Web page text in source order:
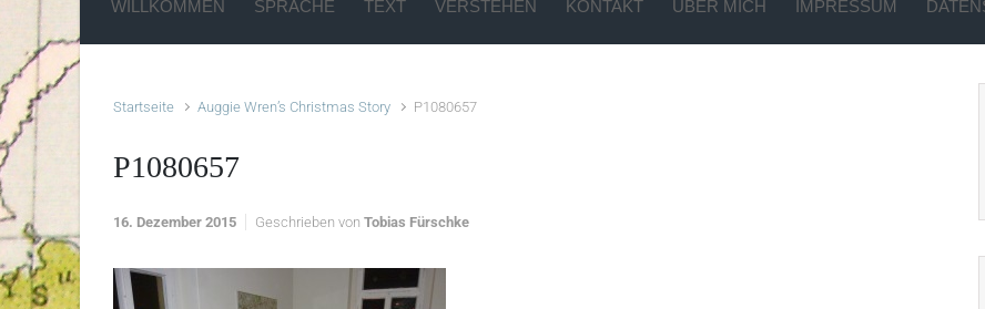
WILLKOMMEN SPRACHE TEXT VERSTEHEN KONTAKT ÜBER MICH IMPRESSUM
Startseite Auggie Wren’s Christmas Story P1080657
P1080657
16. Dezember 2015 Geschrieben von Tobias Fürschke